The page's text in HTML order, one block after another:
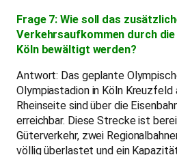
Frage 7: Wie soll das
Verkehrsaufkommen durch
Köln bewältigt werden?
Antwort: Das geplante
Olympiastadion in Köln Kreuzfeld
Rheinseite sind über die
erreichbar. Diese Strecke ist
Güterverkehr, zwei
völlig überlastet und ein